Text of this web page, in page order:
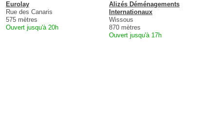
Eurolay
Rue des Canaris
575 mètres
Ouvert jusqu'à 20h
Alizés Déménagements
Internationaux
Wissous
870 mètres
Ouvert jusqu'à 17h